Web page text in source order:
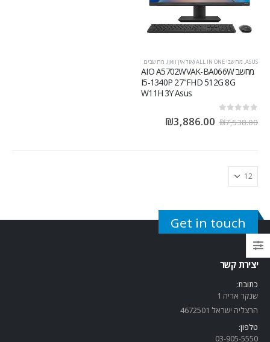
ASUS
, מחשבי ALL IN ONE (אול אין וואן) , מחשבים
מחשב AIO A5702WVAK-BA066W
I5-1340P 27"FHD 512G 8G
W11H 3Y Asus
₪7,538.00
₪3,886.00
Get in touch
יצירת קשר
כתובת:
שנקר אריה 1
הרצליה ישראל 4672501
טלפון:
03-905-5550